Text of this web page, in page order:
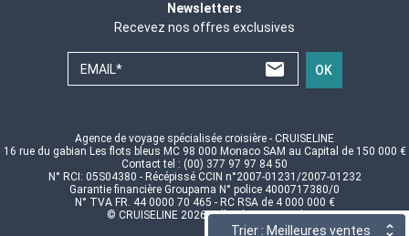
Trier : Meilleures ventes
Newsletters
Recevez nos offres exclusives
EMAIL* OK
Agence de voyage spécialisée croisière - CRUISELINE
16 rue du gabian Les flots bleus MC 98 000 Monaco SAM au Capital de 150 000 €
Contact tel : (00) 377 97 97 84 50
N° RCI: 05S04380 - Récépissé CCIN n°2007-01231/2007-01232
Garantie financière Groupama N° police 4000717380/0
N° TVA FR. 44 0000 70 465 - RC RSA de 4 000 000 €
© CRUISELINE 2026 - all rights reserved